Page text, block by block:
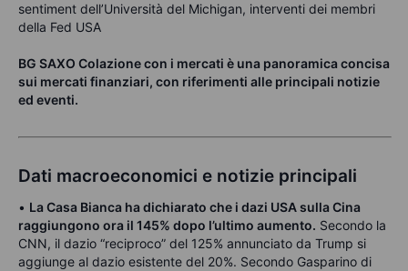
sentiment dell’Università del Michigan, interventi dei membri
della Fed USA
BG SAXO Colazione con i mercati è una panoramica concisa
sui mercati finanziari, con riferimenti alle principali notizie
ed eventi.
Dati macroeconomici e notizie principali
• La Casa Bianca ha dichiarato che i dazi USA sulla Cina
raggiungono ora il 145% dopo l’ultimo aumento. Secondo la
CNN, il dazio “reciproco” del 125% annunciato da Trump si
aggiunge al dazio esistente del 20%. Secondo Gasparino di